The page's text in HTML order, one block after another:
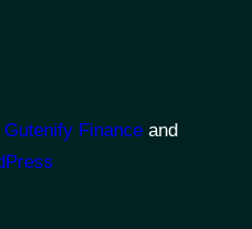
Gutenify Finance and